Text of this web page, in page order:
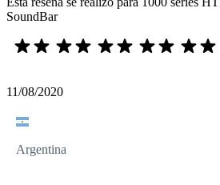
SoundBar
11/08/2020
Argentina